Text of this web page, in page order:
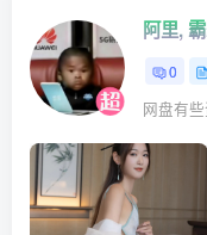
阿里,
0